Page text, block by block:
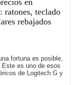
en
ratones, teclado
rebajados
fortuna es posible,
Este es uno de esos
de Logitech G y